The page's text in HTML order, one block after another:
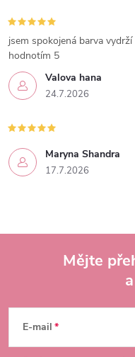
Valova hana
24.7.2026
jsem spokojená barva
hodnotím 5
Maryna Shandra
17.7.2026
Mějte
E-mail